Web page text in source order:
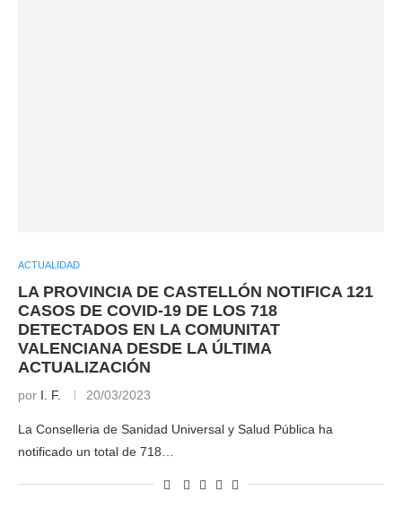
ACTUALIDAD
LA PROVINCIA DE CASTELLÓN NOTIFICA 121
CASOS DE COVID-19 DE LOS 718
DETECTADOS EN LA COMUNITAT
VALENCIANA DESDE LA ÚLTIMA
ACTUALIZACIÓN
por I. F. 20/03/2023
La Conselleria de Sanidad Universal y Salud Pública ha
notificado un total de 718…